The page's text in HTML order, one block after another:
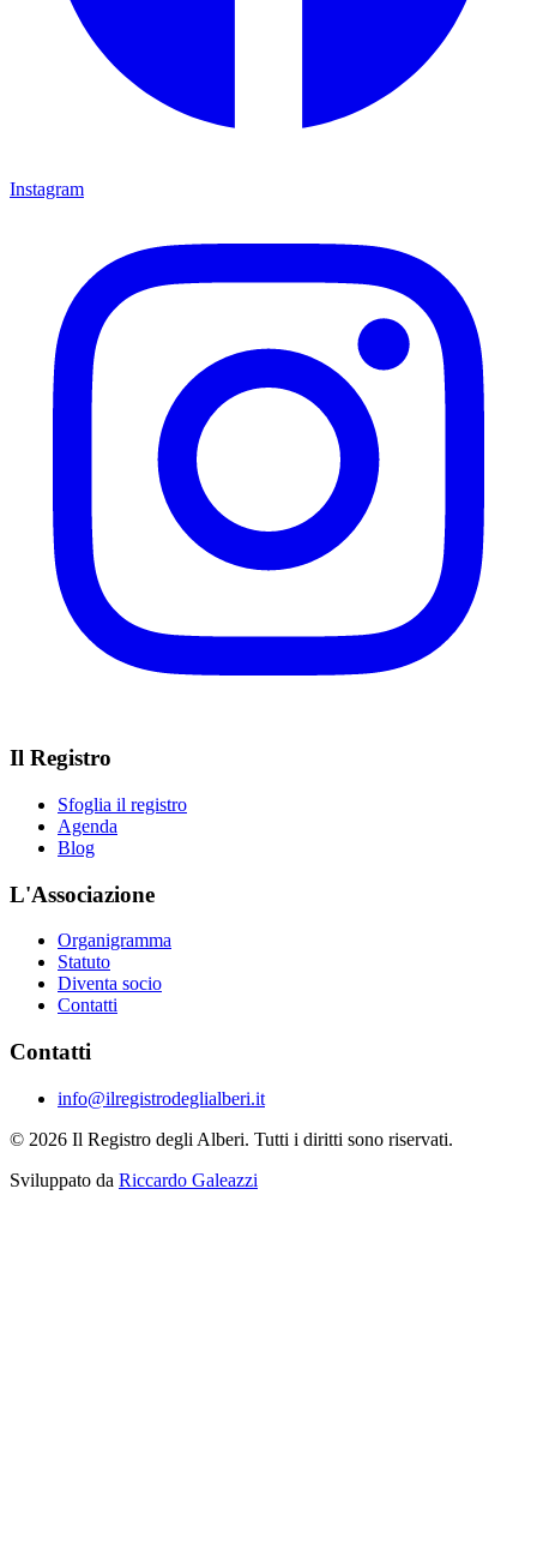
Instagram
Il Registro
Sfoglia il registro
Agenda
Blog
L'Associazione
Organigramma
Statuto
Diventa socio
Contatti
Contatti
info@ilregistrodeglialberi.it
© 2026 Il Registro degli Alberi. Tutti i diritti sono riservati.
Sviluppato da Riccardo Galeazzi